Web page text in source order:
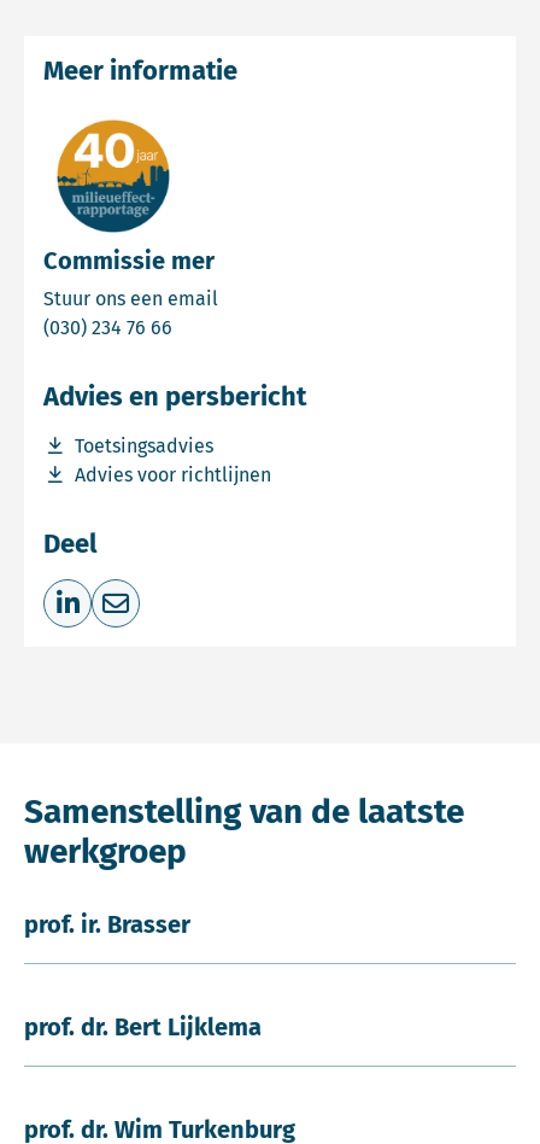
Commissie mer
Stuur ons een email
(030) 234 76 66
Meer informatie
Advies en persbericht
Toetsingsadvies
Download bestand Toetsingsadvies
Advies voor richtlijnen
Download bestand Advies voor richtlijnen
Deel
Deel op LinkedIn
Deel via e-mail
Samenstelling van de laatste
werkgroep
prof. ir. Brasser
prof. dr. Bert Lijklema
prof. dr. Wim Turkenburg